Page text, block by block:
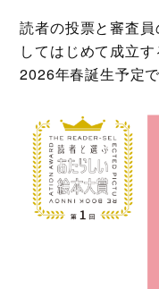
読者の投票と審査
してはじめて成立
2026年春誕生予定で